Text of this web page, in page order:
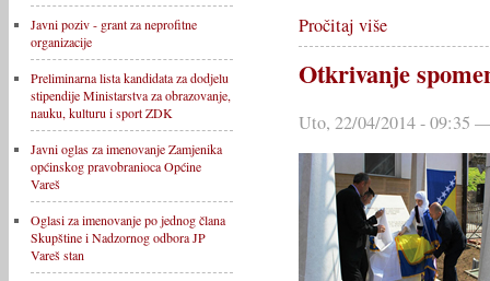
Javni poziv - grant za neprofitne
organizacije
Preliminarna lista kandidata za dodjelu
stipendije Ministarstva za obrazovanje,
nauku, kulturu i sport ZDK
Javni oglas za imenovanje Zamjenika
općinskog pravobranioca Općine
Vareš
Oglasi za imenovanje po jednog člana
Skupštine i Nadzornog odbora JP
Vareš stan
Pročitaj više
Otkrivanje
Uto, 22/04/2014 - 09:35